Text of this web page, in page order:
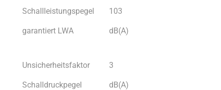
Schallleistungspegel
garantiert LWA
103
dB(A)
Unsicherheitsfaktor
Schalldruckpegel
3
dB(A)